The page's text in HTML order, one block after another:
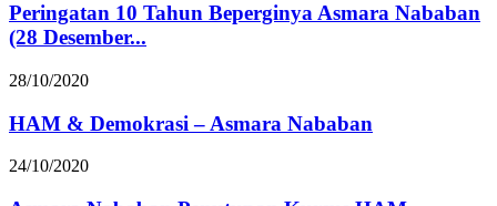
Peringatan 10 Tahun Beperginya Asmara Nababan
(28 Desember...
28/10/2020
HAM & Demokrasi – Asmara Nababan
24/10/2020